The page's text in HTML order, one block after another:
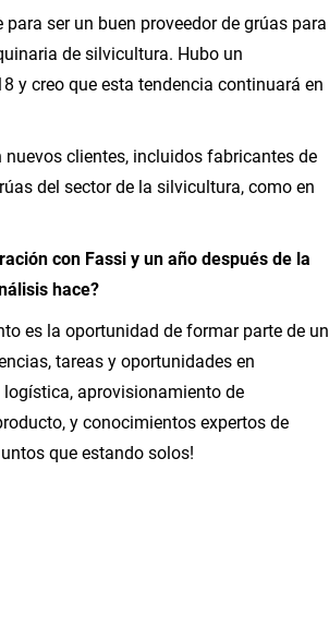
ser un buen proveedor de grúas para
de silvicultura. Hubo un
y creo que esta tendencia continuará en
clientes, incluidos fabricantes de
del sector de la silvicultura, como en
con Fassi y un año después de la
hace?
es la oportunidad de formar parte de un
tareas y oportunidades en
aprovisionamiento de
y conocimientos expertos de
que estando solos!